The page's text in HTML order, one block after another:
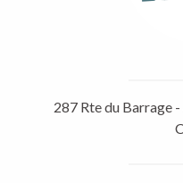
287 Rte du Barrage